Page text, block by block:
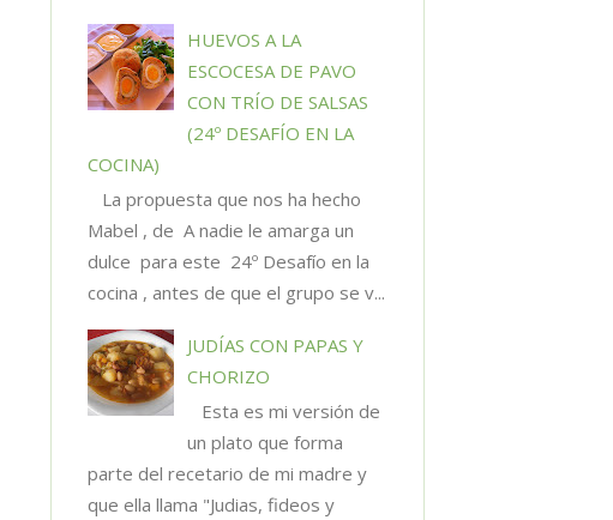
HUEVOS A LA
ESCOCESA DE PAVO
CON TRÍO DE SALSAS
(24º DESAFÍO EN LA
COCINA)
La propuesta que nos ha hecho
Mabel , de A nadie le amarga un
dulce para este 24º Desafío en la
cocina , antes de que el grupo se v...
JUDÍAS CON PAPAS Y
CHORIZO
Esta es mi versión de
un plato que forma
parte del recetario de mi madre y
que ella llama "Judias, fideos y